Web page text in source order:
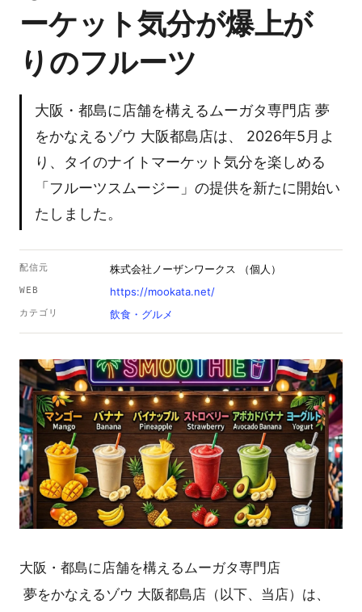
ーケット気分が爆上が
りのフルーツ
大阪・都島に店舗を構えるムーガタ専門店 夢
をかなえるゾウ 大阪都島店は、 2026年5月よ
り、タイのナイトマーケット気分を楽しめる
「フルーツスムージー」の提供を新たに開始い
たしました。
配信元 株式会社ノーザンワークス （個人）
WEB https://mookata.net/
カテゴリ 飲食・グルメ
大阪・都島に店舗を構えるムーガタ専門店
夢をかなえるゾウ 大阪都島店（以下、当店）は、